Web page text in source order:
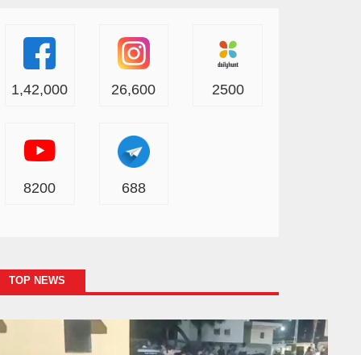
1,42,000 26,600 2500
8200 688
TOP NEWS